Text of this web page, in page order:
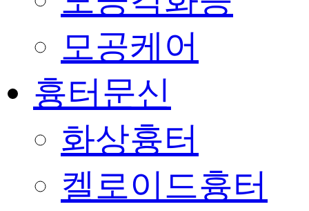
모공케어
흉터문신
화상흉터
켈로이드흉터